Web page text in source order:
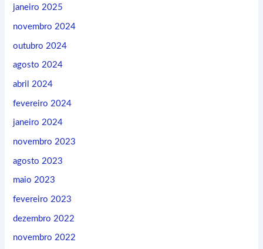
janeiro 2025
novembro 2024
outubro 2024
agosto 2024
abril 2024
fevereiro 2024
janeiro 2024
novembro 2023
agosto 2023
maio 2023
fevereiro 2023
dezembro 2022
novembro 2022